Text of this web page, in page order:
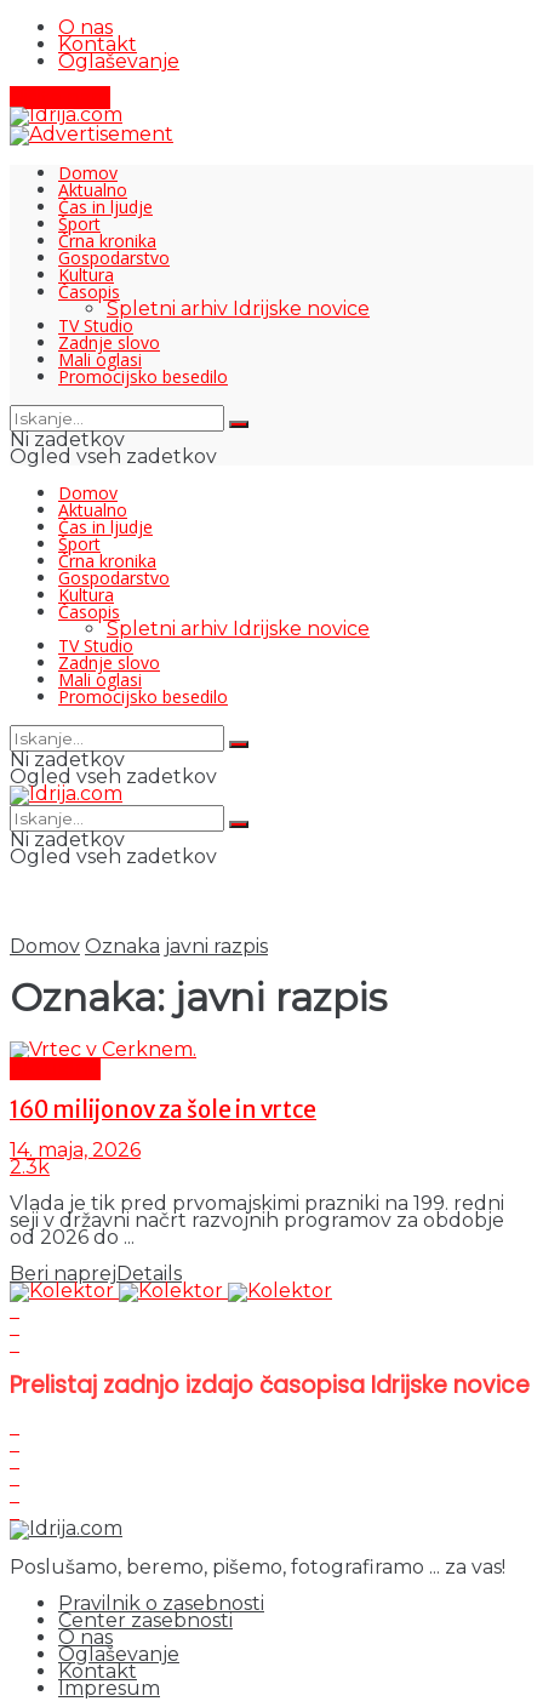
O nas
Kontakt
Oglaševanje
Domov
Aktualno
Čas in ljudje
Šport
Črna kronika
Gospodarstvo
Kultura
Časopis
Spletni arhiv Idrijske novice
TV Studio
Zadnje slovo
Mali oglasi
Promocijsko besedilo
Ni zadetkov
Ogled vseh zadetkov
Domov
Aktualno
Čas in ljudje
Šport
Črna kronika
Gospodarstvo
Kultura
Časopis
Spletni arhiv Idrijske novice
TV Studio
Zadnje slovo
Mali oglasi
Promocijsko besedilo
Ni zadetkov
Ogled vseh zadetkov
Ni zadetkov
Ogled vseh zadetkov
Domov Oznaka javni razpis
Oznaka: javni razpis
160 milijonov za šole in vrtce
14. maja, 2026
2.3k
Vlada je tik pred prvomajskimi prazniki na 199. redni
seji v državni načrt razvojnih programov za obdobje
od 2026 do ...
Beri naprej Details
Prelistaj zadnjo izdajo časopisa Idrijske novice
Poslušamo, beremo, pišemo, fotografiramo ... za vas!
Pravilnik o zasebnosti
Center zasebnosti
O nas
Oglaševanje
Kontakt
Impresum